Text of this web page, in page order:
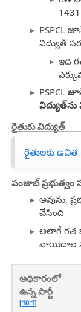
PSPCL
విద్యుత్
ఇది
PSPCL
విద్యుత్‌ను
రైతుకు విద్యుత్
రైతులకు ఉచిత
పంజాబ్ ప్రభుత్వం
అవును,
చేసింది
అలాగే గత
వాయిదాల
అధికారంలో
ఉన్న పార్టీ
[10:1]